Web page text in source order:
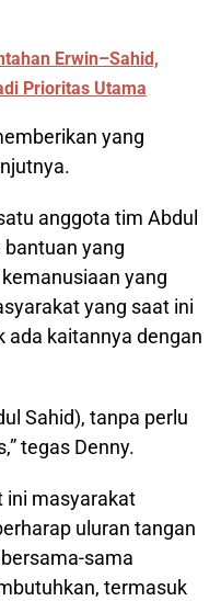
Erwin–Sahid,
Prioritas Utama
yang
anggota tim Abdul
yang
yang
yang saat ini
ada kaitannya dengan
Sahid), tanpa perlu
tegas Denny.
ini masyarakat
uluran tangan
sama
termasuk